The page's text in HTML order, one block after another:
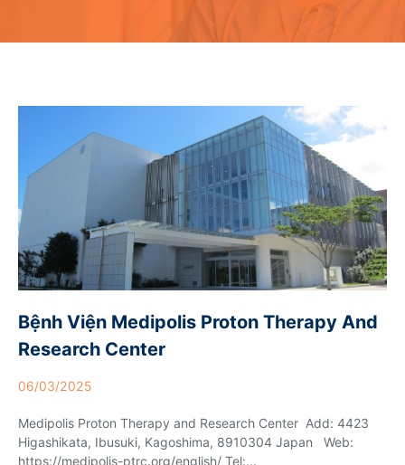
Bệnh Viện Medipolis Proton Therapy And
Research Center
06/03/2025
Medipolis Proton Therapy and Research Center Add: 4423
Higashikata, Ibusuki, Kagoshima, 8910304 Japan Web:
https://medipolis-ptrc.org/english/ Tel:...